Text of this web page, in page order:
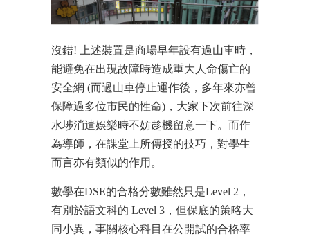
沒錯! 上述裝置是商場早年設有過山車時，
能避免在出現故障時造成重大人命傷亡的
安全網 (而過山車停止運作後，多年來亦曾
保障過多位市民的性命)，大家下次前往深
水埗消遣娛樂時不妨趁機留意一下。而作
為導師，在課堂上所傳授的技巧，對學生
而言亦有類似的作用。
數學在DSE的合格分數雖然只是Level 2，
有別於語文科的 Level 3，但保底的策略大
同小異，事關核心科目在公開試的合格率